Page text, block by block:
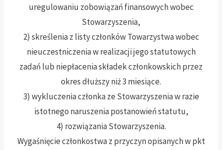
uregulowaniu zobowiązań finansowych wobec
Stowarzyszenia,
2) skreślenia z listy członków Towarzystwa wobec
nieuczestniczenia w realizacji jego statutowych
zadań lub niepłacenia składek członkowskich przez
okres dłuższy niż 3 miesiące.
3) wykluczenia członka ze Stowarzyszenia w razie
istotnego naruszenia postanowień statutu,
4) rozwiązania Stowarzyszenia.
Wygaśnięcie członkostwa z przyczyn opisanych w pkt